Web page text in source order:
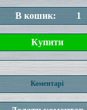
Коментарі